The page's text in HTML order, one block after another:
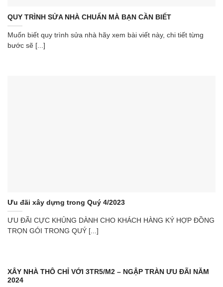
QUY TRÌNH SỬA NHÀ CHUẨN MÀ BẠN CẦN BIẾT
Muốn biết quy trình sửa nhà hãy xem bài viết này, chi tiết từng
bước sẽ [...]
Ưu đãi xây dựng trong Quý 4/2023
ƯU ĐÃI CỰC KHỦNG DÀNH CHO KHÁCH HÀNG KÝ HỢP ĐỒNG
TRỌN GÓI TRONG QUÝ [...]
XÂY NHÀ THÔ CHỈ VỚI 3TR5/M2 – NGẬP TRÀN ƯU ĐÃI NĂM
2024